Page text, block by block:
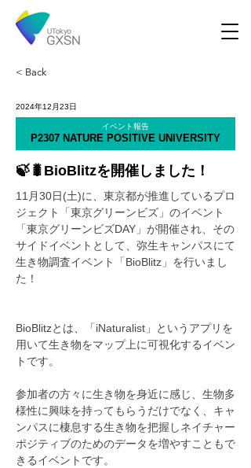
< Back
2024年12月23日
イベント報告
P2307 NATURE POSITIVE UNIVERSITY
🍃🐛BioBlitzを開催しました！
11月30日(土)に、東京都が推進しているプロ
ジェクト「東京グリーンビズ」のイベント
「東京グリーンビズDAY」が開催され、その
サイドイベントとして、弥生キャンパスにて
生き物調査イベント「BioBlitz」を行いまし
た！
BioBlitzとは、「iNaturalist」というアプリを
用いて生き物をマップ上に可視化するイベン
トです。
参加者の方々に生き物を身近に感じ、生物多
様性に興味を持ってもらうだけでなく、キャ
ンパスに棲息する生き物を把握しネイチャー
ポジティブのためのデータを増やすこともで
きるイベントです。